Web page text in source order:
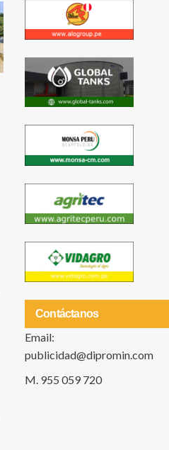
Contáctanos
Email:
publicidad@dipromin.com
M. 955 059 720